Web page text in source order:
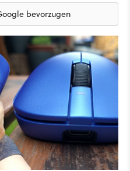
bevorzugen